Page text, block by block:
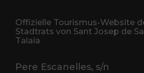
Offizielle Tourismus-Website
Stadtrats von Sant Josep de Sa
Talaia
Pere Escanelles, s/n